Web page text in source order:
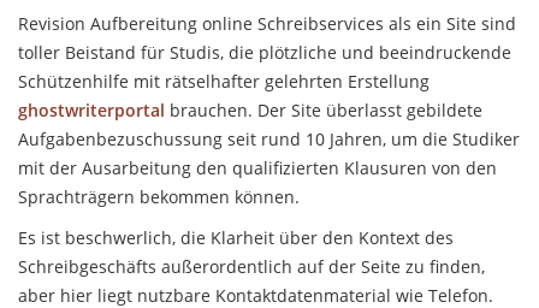
Revision Aufbereitung online Schreibservices als ein Site sind
toller Beistand für Studis, die plötzliche und beeindruckende
Schützenhilfe mit rätselhafter gelehrten Erstellung
ghostwriterportal brauchen. Der Site überlasst gebildete
Aufgabenbezuschussung seit rund 10 Jahren, um die Studiker
mit der Ausarbeitung den qualifizierten Klausuren von den
Sprachträgern bekommen können.
Es ist beschwerlich, die Klarheit über den Kontext des
Schreibgeschäfts außerordentlich auf der Seite zu finden,
aber hier liegt nutzbare Kontaktdatenmaterial wie Telefon.